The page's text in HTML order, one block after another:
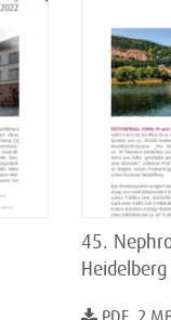
45.
Heidelberg